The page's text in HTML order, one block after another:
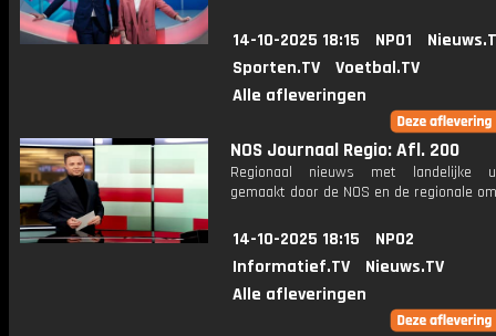
14-10-2025 18:15 NPO1
Sporten.TV
Voetbal.TV
Alle afleveringen
NOS Journaal Regio: Afl. 200
Regionaal nieuws met landelijke
gemaakt door de NOS en de regionale
14-10-2025 18:15
NPO2
Informatief.TV
Nieuws.TV
Alle afleveringen